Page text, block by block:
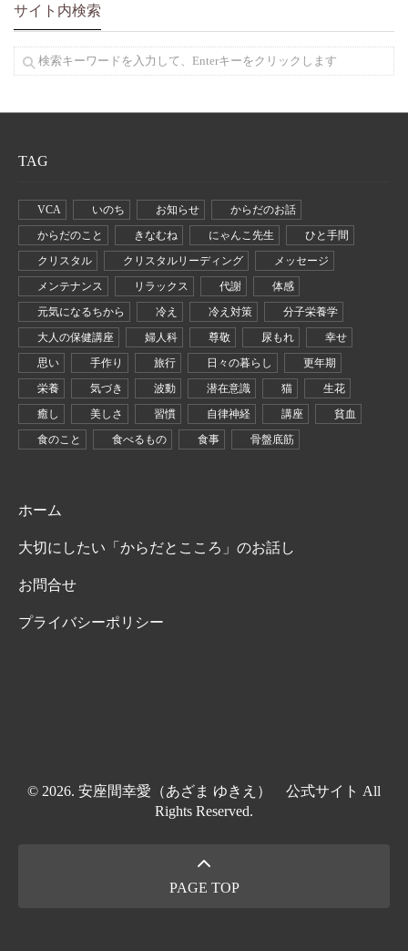
サイト内検索
TAG
VCA いのち お知らせ
からだのお話
からだのこと
きなむね にゃんこ先生
ひと手間
クリスタル
クリスタルリーディング
メッセージ
メンテナンス
リラックス 代謝
体感
元気になるちから
冷え 冷え対策
分子栄養学
大人の保健講座
婦人科 尊敬 尿もれ
幸せ
思い
手作り 旅行 日々の暮らし
更年期
栄養
気づき 波動 潜在意識 猫
生花
癒し
美しさ 習慣 自律神経 講座
貧血
食のこと
食べるもの 食事 骨盤底筋
ホーム
大切にしたい「からだとこころ」のお話し
お問合せ
プライバシーポリシー
© 2026. 安座間幸愛（あざま ゆきえ） 公式サイト All
Rights Reserved.
PAGE TOP